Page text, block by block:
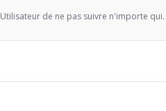
Utilisateur de ne pas suivre n'importe qui.